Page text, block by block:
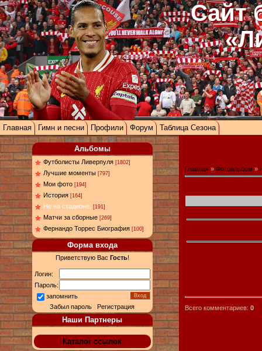
Сайт
Главная Гимн и песни Профили Форум Таблица Сезона
Альбомы
Футболисты Ливерпуля [1802]
Лучшие моменты [797]
Мои фото [194]
История [164]
Не на стадионе. [191]
Матчи за сборные [269]
Фернандо Торрес Биография [100]
Форма входа
Приветствую Вас Гость!
Логин:
Пароль:
запомнить
Забыл пароль |Регистрация
Наши Партнеры
Каталог ссылок
Главная » Фотоальбом »
Всего комментариев: 0